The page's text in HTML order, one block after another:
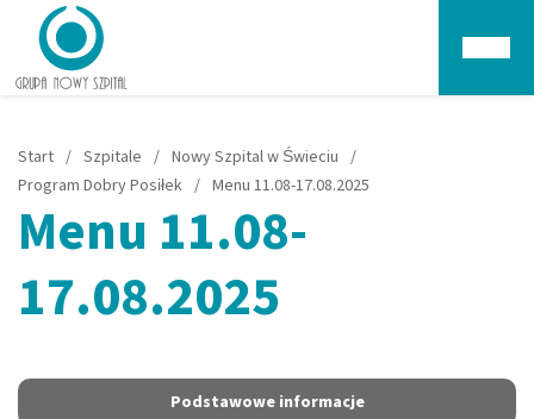
Start / Szpitale / Nowy Szpital w Świeciu /
Program Dobry Posiłek / Menu 11.08-17.08.2025
Menu 11.08-
17.08.2025
Podstawowe informacje